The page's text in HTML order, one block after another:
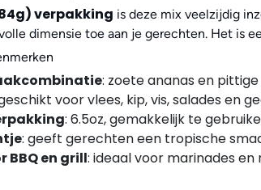
verpakking is deze mix veelzijdig
dimensie toe aan je gerechten. Het is
: zoete ananas en
voor vlees, kip, vis, salades en
: 6.5oz, gemakkelijk te
: geeft gerechten een tropische
BBQ en grill: ideaal voor marinades en